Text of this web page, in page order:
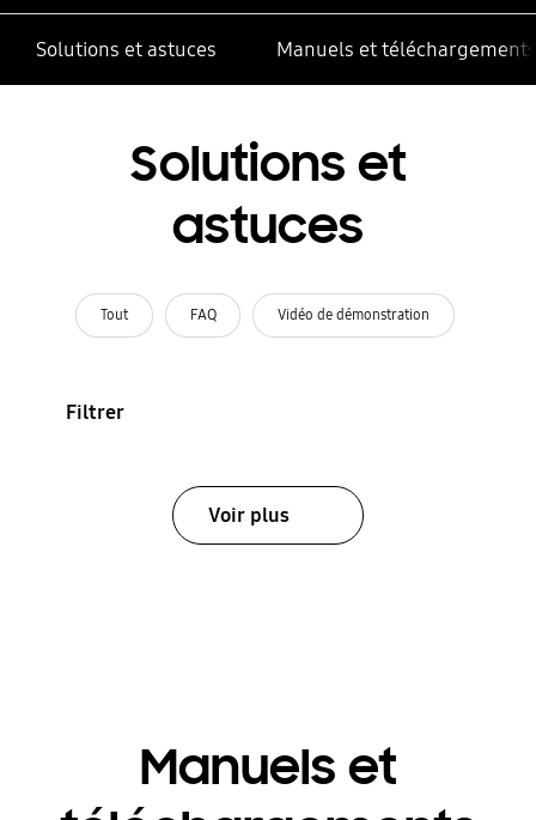
Solutions et astuces Manuels et téléchargements
Solutions et
astuces
Tout FAQ Vidéo de démonstration
Filtrer
Voir plus
Manuels et